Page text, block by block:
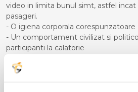
video in limita bunul simt, astfel incat
pasageri.
- O igiena corporala corespunzatoare
- Un comportament civilizat si
participanti la calatorie
autocarului atata timp cat acesta se